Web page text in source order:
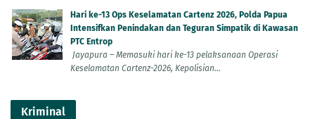
Hari ke-13 Ops Keselamatan Cartenz 2026, Polda Papua
Intensifkan Penindakan dan Teguran Simpatik di Kawasan
PTC Entrop
Jayapura – Memasuki hari ke-13 pelaksanaan Operasi
Keselamatan Cartenz-2026, Kepolisian...
Kriminal